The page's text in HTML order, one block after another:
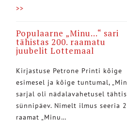
>>
Populaarne „Minu…“ sari
tähistas 200. raamatu
juubelit Lottemaal
Kirjastuse Petrone Printi kõige
esimesel ja kõige tuntumal,
sarjal oli nädalavahetusel tähtis
sünnipäev. Nimelt ilmus seeria
raamat „Minu…